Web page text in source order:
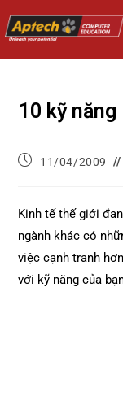
10 kỹ
11/04/2009
Kinh tế thế giới
ngành khác có
việc cạnh tranh
với kỹ năng của